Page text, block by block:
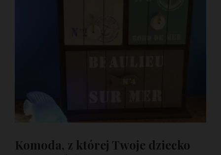
Komoda, z której Twoje dziecko